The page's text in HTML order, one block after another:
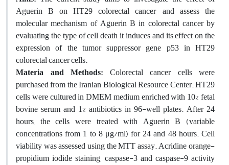
Aguerin B on HT29 colorectal cancer, and assess the
molecular mechanism of Aguerin B in colorectal cancer by
evaluating the type of cell death it induces and its effect on the
expression of the tumor suppressor gene p53 in HT29
colorectal cancer cells.
Materia and Methods: Colorectal cancer cells were
purchased from the Iranian Biological Resource Center. HT29
cells were cultured in DMEM medium enriched with 10% fetal
bovine serum and 1% antibiotics in 96-well plates. After 24
hours, the cells were treated with Aguerin B (variable
concentrations from 1 to 8 μg/ml) for 24 and 48 hours. Cell
viability was assessed using the MTT assay. Acridine orange-
propidium iodide staining, caspase-3 and caspase-9 activity